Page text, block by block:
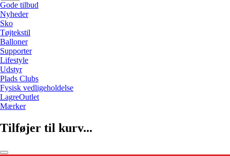
Gode tilbud
Nyheder
Sko
Tøjtekstil
Balloner
Supporter
Lifestyle
Udstyr
Plads Clubs
Fysisk vedligeholdelse
LagreOutlet
Mærker
Tilføjer til kurv...